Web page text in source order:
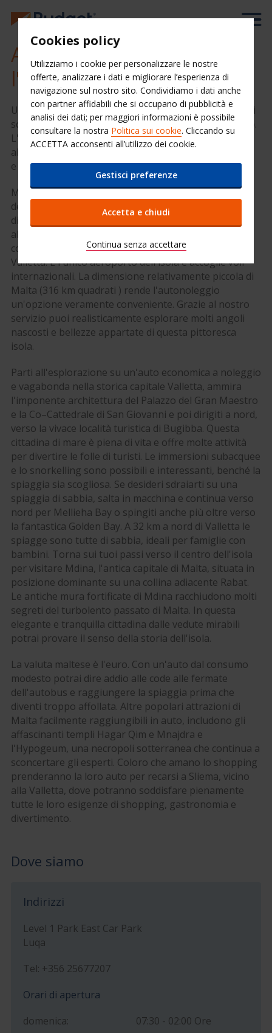
Auto a noleggio presso
l'Aeroporto di Malta Luqa
Un auto a noleggio a Malta ti offre il modo perfetto di
scoprire questa piacevolissima isola del Mediterraneo.
L'autonoleggio Budget è presente agli Arrivi
all'aeroporto Luqa: scegli ora il modello che preferisci
e prenota approfittando delle tariffe convenienti.
Malta è un'isola del mar Mediterraneo, situata a sud
della Sicilia, e parte di un arcipelago composto da
diverse piccole isole di cui solo le tre più grandi sono
abitate: Malta, Gozo e Camino. L'aeroporto Luqa è
convenientemente situato 5 km a sud della capitale,
Valletta. È l'unico aeroporto dell'isola e accoglie voli
internazionali. La dimensione relativamente piccola di
Malta (316 km quadrati ) rende l'autonoleggio
un'opzione veramente conveniente. Grazie al nostro
servizio puoi realisticamente esplorare molti angoli
nascosti e bellezze appartate di questa pittoresca
isola.
Parti all'esplorazione su un'auto economica a noleggio
e vagabonda nella storica capitale Valletta, ammira
l'imponente architettura del Palazzo del Gran Maestro
e la Co–Cattedrale di San Giovanni e poi dirigiti a nord,
verso la vivace località turistica di Bugibba. Questa
cittadina di mare è piena di vita e offre molte attività
per divertire le folle di turisti. Le immersioni subacquee
e lo snorkelling sono possibili e interessanti, benché la
spiaggia sia scogliosa. Se desideri sdraiarti su una
spiaggia di sabbia, salta in macchina e continua verso
nord per Mellieha Bay o spingiti anche più oltre verso
la fantastica Golden Bay. A 32 km a nord di Valletta le
spiagge sono tutte di sabbia, ideali per famiglie con
bambini. Torna sui tuoi passi verso il centro dell'isola
per visitare Mdina, l'antica capitale di Malta, situata in
posizione dominante su una collina adiacente Rabat.
Le antiche mura fortificate di Mdina racchiudono molti
segreti del turbolento passato di Malta. In questa
elegante e tranquilla cittadina dalle vedute mirabili
potrai provare il senso della storia dell'isola.
La valuta maltese è l'euro. Con un'auto dal consumo
modesto potrai dire addio alle code alle fermate
dell'autobus e raggiungere la spiaggia prima che
diventi troppo affollata. Altre popolari attrazioni di
Malta facilmente raggiungibili in auto, includono gli
affascinanti templi Hagar Qim e Mnajdra e
l'Hypogeum, una necropoli sotterranea che continua a
sconcertare gli esperti. Coloro che amano lo shopping
prenderanno la loro auto per recarsi a Sliema, vicino
alla Valletta, dove potranno soddisfare pienamente
tutte le loro esigenze di shopping, gastronomia e
divertimento.
Dove siamo
Indirizzi
Level 1 Park East Car Park
Luqa
Tel: +356 25677207
Orari di apertura
domenica:
07:30 - 02:00 Ore
Cookies policy
Utilizziamo i cookie per personalizzare le nostre
offerte, analizzare i dati e migliorare l’esperienza di
navigazione sul nostro sito. Condividiamo i dati anche
con partner affidabili che si occupano di pubblicità e
analisi dei dati; per maggiori informazioni è possibile
consultare la nostra Politica sui cookie. Cliccando su
ACCETTA acconsenti all’utilizzo dei cookie.
Gestisci preferenze
Accetta e chiudi
Continua senza accettare